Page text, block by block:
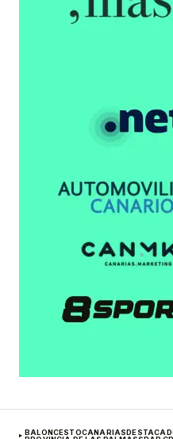
BALONCESTOCANARIAS